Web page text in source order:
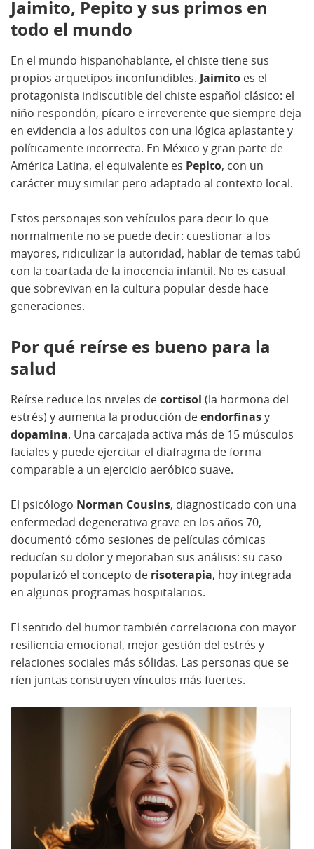
Jaimito, Pepito y sus primos en
todo el mundo
En el mundo hispanohablante, el chiste tiene sus
propios arquetipos inconfundibles. Jaimito es el
protagonista indiscutible del chiste español clásico: el
niño respondón, pícaro e irreverente que siempre deja
en evidencia a los adultos con una lógica aplastante y
políticamente incorrecta. En México y gran parte de
América Latina, el equivalente es Pepito, con un
carácter muy similar pero adaptado al contexto local.
Estos personajes son vehículos para decir lo que
normalmente no se puede decir: cuestionar a los
mayores, ridiculizar la autoridad, hablar de temas tabú
con la coartada de la inocencia infantil. No es casual
que sobrevivan en la cultura popular desde hace
generaciones.
Por qué reírse es bueno para la
salud
Reírse reduce los niveles decortisol (la hormona del
estrés) y aumenta la producción deendorfinasy
dopamina. Una carcajada activa más de 15 músculos
faciales y puede ejercitar el diafragma de forma
comparable a un ejercicio aeróbico suave.
El psicólogo Norman Cousins, diagnosticado con una
enfermedad degenerativa grave en los años 70,
documentó cómo sesiones de películas cómicas
reducían su dolor y mejoraban sus análisis: su caso
popularizó el concepto de risoterapia, hoy integrada
en algunos programas hospitalarios.
El sentido del humor también correlaciona con mayor
resiliencia emocional, mejor gestión del estrés y
relaciones sociales más sólidas. Las personas que se
ríen juntas construyen vínculos más fuertes.